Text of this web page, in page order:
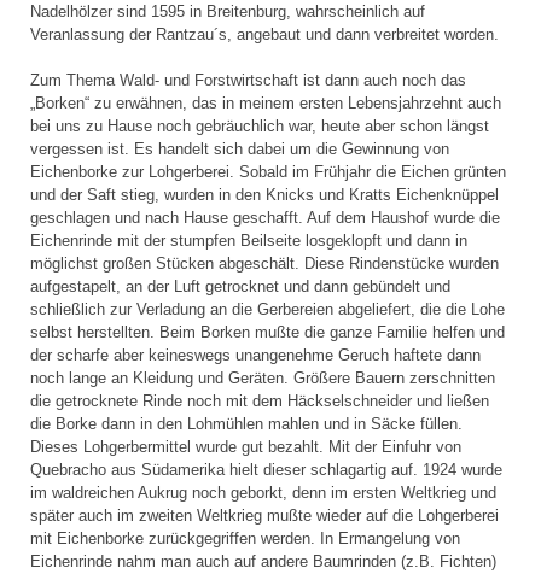
Nadelhölzer sind 1595 in Breitenburg, wahrscheinlich auf
Veranlassung der Rantzau´s, angebaut und dann verbreitet worden.
Zum Thema Wald- und Forstwirtschaft ist dann auch noch das
„Borken“ zu erwähnen, das in meinem ersten Lebensjahrzehnt auch
bei uns zu Hause noch gebräuchlich war, heute aber schon längst
vergessen ist. Es handelt sich dabei um die Gewinnung von
Eichenborke zur Lohgerberei. Sobald im Frühjahr die Eichen grünten
und der Saft stieg, wurden in den Knicks und Kratts Eichenknüppel
geschlagen und nach Hause geschafft. Auf dem Haushof wurde die
Eichenrinde mit der stumpfen Beilseite losgeklopft und dann in
möglichst großen Stücken abgeschält. Diese Rindenstücke wurden
aufgestapelt, an der Luft getrocknet und dann gebündelt und
schließlich zur Verladung an die Gerbereien abgeliefert, die die Lohe
selbst herstellten. Beim Borken mußte die ganze Familie helfen und
der scharfe aber keineswegs unangenehme Geruch haftete dann
noch lange an Kleidung und Geräten. Größere Bauern zerschnitten
die getrocknete Rinde noch mit dem Häckselschneider und ließen
die Borke dann in den Lohmühlen mahlen und in Säcke füllen.
Dieses Lohgerbermittel wurde gut bezahlt. Mit der Einfuhr von
Quebracho aus Südamerika hielt dieser schlagartig auf. 1924 wurde
im waldreichen Aukrug noch geborkt, denn im ersten Weltkrieg und
später auch im zweiten Weltkrieg mußte wieder auf die Lohgerberei
mit Eichenborke zurückgegriffen werden. In Ermangelung von
Eichenrinde nahm man auch auf andere Baumrinden (z.B. Fichten)